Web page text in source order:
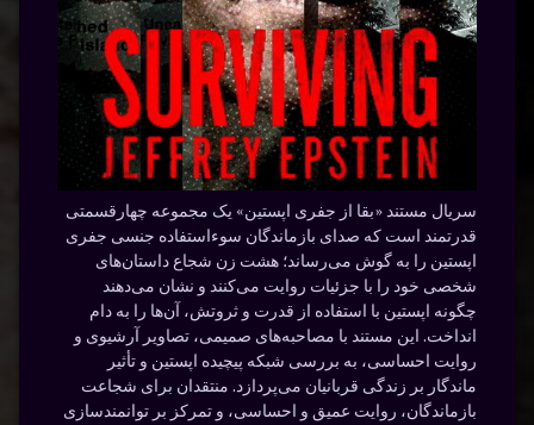
سریال مستند «بقا از جفری اپستین» یک مجموعه چهارقسمتی
قدرتمند است که صدای بازماندگان سوءاستفاده جنسی جفری
اپستین را به گوش می‌رساند؛ هشت زن شجاع داستان‌های
شخصی خود را با جزئیات روایت می‌کنند و نشان می‌دهند
چگونه اپستین با استفاده از قدرت و ثروتش، آن‌ها را به دام
انداخت. این مستند با مصاحبه‌های صمیمی، تصاویر آرشیوی و
روایت احساسی، به بررسی شبکه پیچیده اپستین و تأثیر
ماندگار بر زندگی قربانیان می‌پردازد. منتقدان برای شجاعت
بازماندگان، روایت عمیق و احساسی، و تمرکز بر توانمندسازی